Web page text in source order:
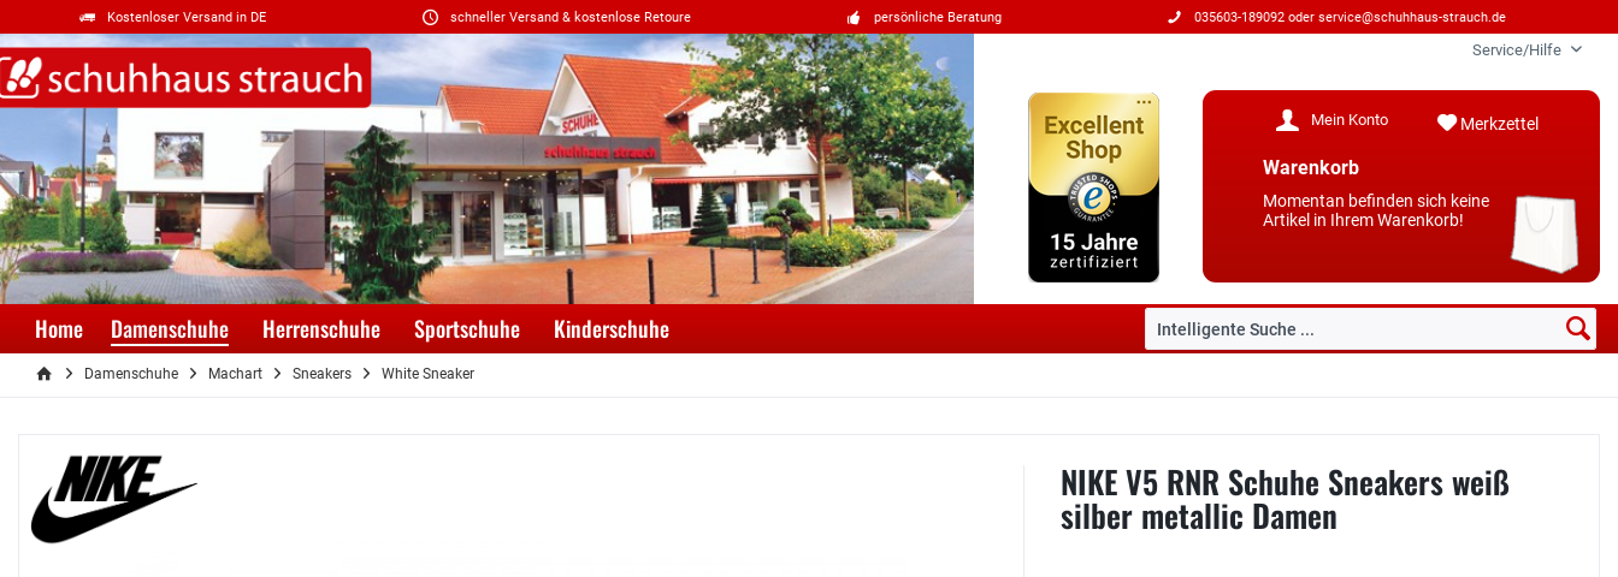
Kostenloser Versand in DE schneller Versand & kostenlose Retoure persönliche Beratung 035603-189092 oder service@schuhhaus-strauch.de
Service/Hilfe
Merkzettel
Mein Konto
Warenkorb
Momentan befinden sich keine
Artikel in Ihrem Warenkorb!
Home Damenschuhe Herrenschuhe Sportschuhe Kinderschuhe
Damenschuhe Machart Sneakers White Sneaker
NIKE V5 RNR Schuhe Sneakers weiß
silber metallic Damen